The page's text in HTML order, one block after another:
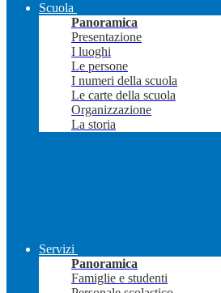
Scuola
Panoramica
Presentazione
I luoghi
Le persone
I numeri della scuola
Le carte della scuola
Organizzazione
La storia
Servizi
Panoramica
Famiglie e studenti